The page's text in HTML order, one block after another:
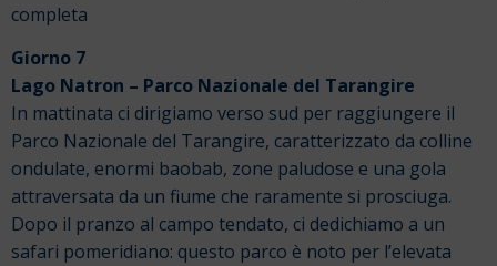
completa
Giorno 7
Lago Natron – Parco Nazionale del Tarangire
In mattinata ci dirigiamo verso sud per raggiungere il
Parco Nazionale del Tarangire, caratterizzato da colline
ondulate, enormi baobab, zone paludose e una gola
attraversata da un fiume che raramente si prosciuga.
Dopo il pranzo al campo tendato, ci dedichiamo a un
safari pomeridiano: questo parco è noto per l’elevata